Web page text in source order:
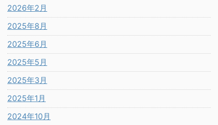
2026年2月
2025年8月
2025年6月
2025年5月
2025年3月
2025年1月
2024年10月